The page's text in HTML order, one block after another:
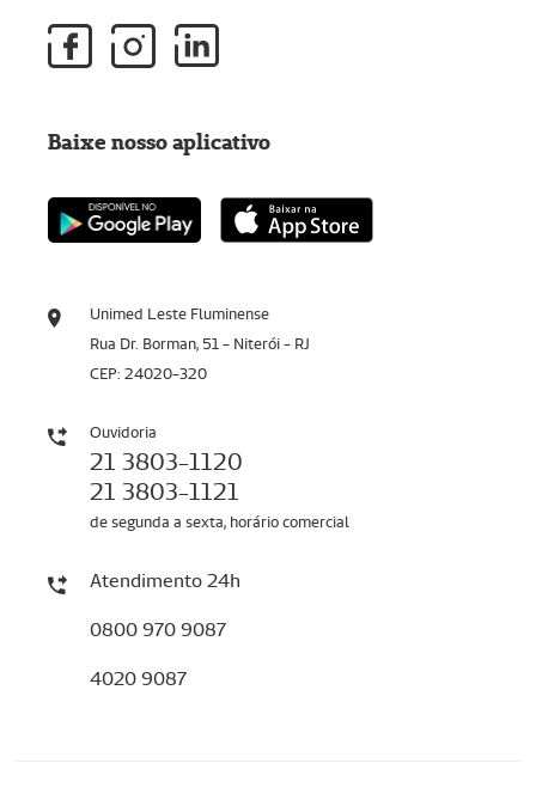
Unimed Leste Fluminense
Rua Dr. Borman, 51 - Niterói - RJ
CEP: 24020-320
Ouvidoria
21 3803-1120
21 3803-1121
de segunda a sexta, horário comercial
Atendimento 24h
0800 970 9087
4020 9087
Baixe nosso aplicativo